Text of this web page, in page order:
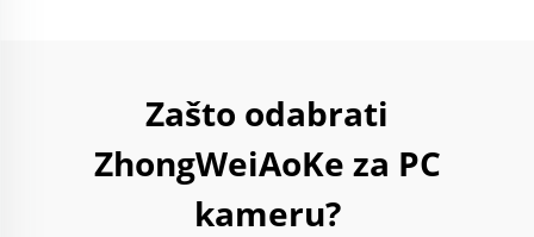
Zašto odabrati
ZhongWeiAoKe za PC
kameru?